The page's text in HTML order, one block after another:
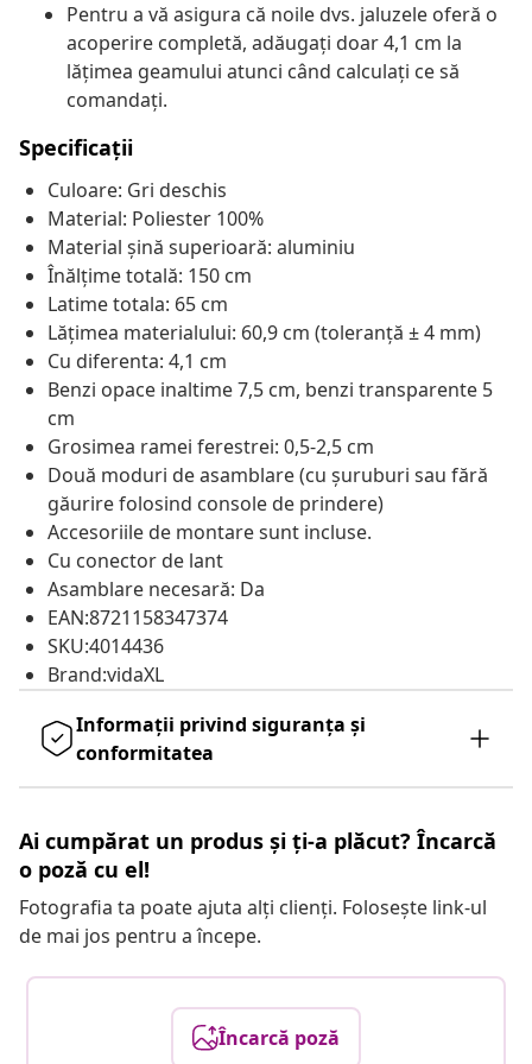
Pentru a vă asigura că noile dvs. jaluzele oferă o
acoperire completă, adăugați doar 4,1 cm la
lățimea geamului atunci când calculați ce să
comandați.
Specificații
Culoare: Gri deschis
Material: Poliester 100%
Material șină superioară: aluminiu
Înălțime totală: 150 cm
Latime totala: 65 cm
Lățimea materialului: 60,9 cm (toleranță ± 4 mm)
Cu diferenta: 4,1 cm
Benzi opace inaltime 7,5 cm, benzi transparente 5
cm
Grosimea ramei ferestrei: 0,5-2,5 cm
Două moduri de asamblare (cu șuruburi sau fără
găurire folosind console de prindere)
Accesoriile de montare sunt incluse.
Cu conector de lant
Asamblare necesară: Da
EAN:8721158347374
SKU:4014436
Brand:vidaXL
Informații privind siguranța și
conformitatea
Ai cumpărat un produs și ți-a plăcut? Încarcă
o poză cu el!
Fotografia ta poate ajuta alți clienți. Folosește link-ul
de mai jos pentru a începe.
Încarcă poză